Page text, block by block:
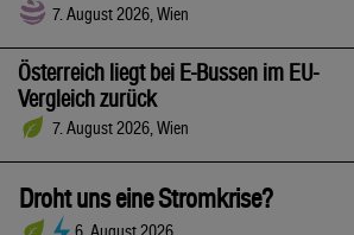
7. August 2026, Wien
Österreich liegt bei E-Bussen im EU-
Vergleich zurück
7. August 2026, Wien
Droht uns eine Stromkrise?